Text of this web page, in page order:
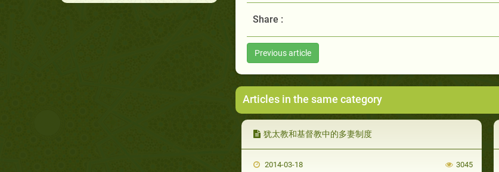
Share :
Previous article
Articles in the same category
犹太教和基督教中的多妻制度
2014-03-18 3045